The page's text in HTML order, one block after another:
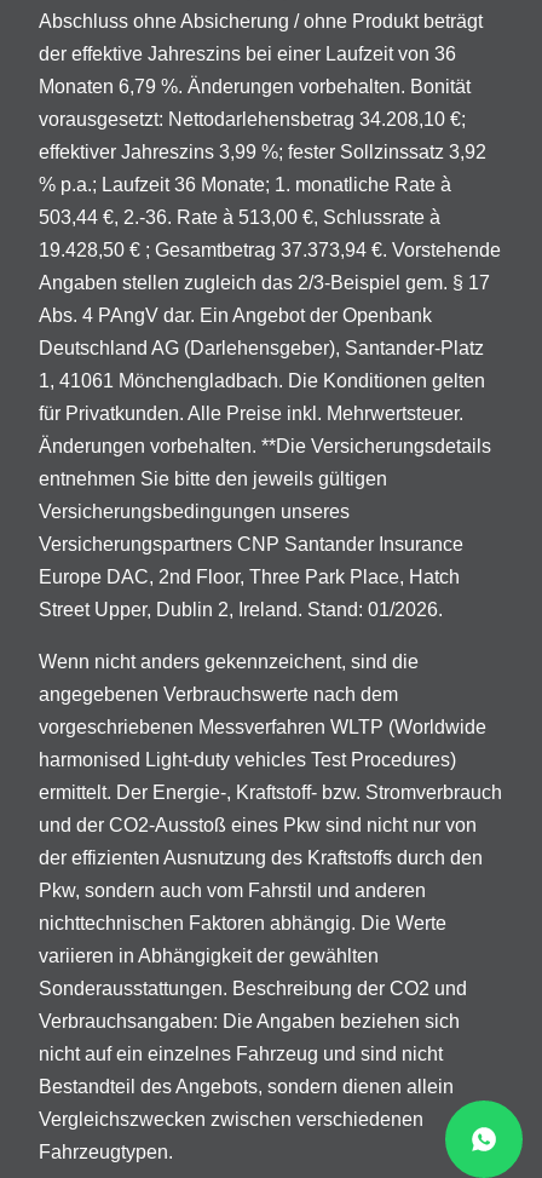
Abschluss ohne Absicherung / ohne Produkt beträgt
der effektive Jahreszins bei einer Laufzeit von 36
Monaten 6,79 %. Änderungen vorbehalten. Bonität
vorausgesetzt: Nettodarlehensbetrag 34.208,10 €;
effektiver Jahreszins 3,99 %; fester Sollzinssatz 3,92
% p.a.; Laufzeit 36 Monate; 1. monatliche Rate à
503,44 €, 2.-36. Rate à 513,00 €, Schlussrate à
19.428,50 € ; Gesamtbetrag 37.373,94 €. Vorstehende
Angaben stellen zugleich das 2/3-Beispiel gem. § 17
Abs. 4 PAngV dar. Ein Angebot der Openbank
Deutschland AG (Darlehensgeber), Santander-Platz
1, 41061 Mönchengladbach. Die Konditionen gelten
für Privatkunden. Alle Preise inkl. Mehrwertsteuer.
Änderungen vorbehalten. **Die Versicherungsdetails
entnehmen Sie bitte den jeweils gültigen
Versicherungsbedingungen unseres
Versicherungspartners CNP Santander Insurance
Europe DAC, 2nd Floor, Three Park Place, Hatch
Street Upper, Dublin 2, Ireland. Stand: 01/2026.
Wenn nicht anders gekennzeichent, sind die
angegebenen Verbrauchswerte nach dem
vorgeschriebenen Messverfahren WLTP (Worldwide
harmonised Light-duty vehicles Test Procedures)
ermittelt. Der Energie-, Kraftstoff- bzw. Stromverbrauch
und der CO2-Ausstoß eines Pkw sind nicht nur von
der effizienten Ausnutzung des Kraftstoffs durch den
Pkw, sondern auch vom Fahrstil und anderen
nichttechnischen Faktoren abhängig. Die Werte
variieren in Abhängigkeit der gewählten
Sonderausstattungen. Beschreibung der CO2 und
Verbrauchsangaben: Die Angaben beziehen sich
nicht auf ein einzelnes Fahrzeug und sind nicht
Bestandteil des Angebots, sondern dienen allein
Vergleichszwecken zwischen verschiedenen
Fahrzeugtypen.